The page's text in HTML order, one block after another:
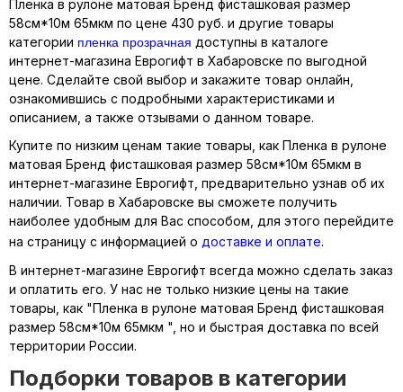
Пленка в рулоне матовая Бренд фисташковая размер
58см*10м 65мкм по цене 430 руб. и другие товары
категории пленка прозрачная доступны в каталоге
интернет-магазина Еврогифт в Хабаровске по выгодной
цене. Сделайте свой выбор и закажите товар онлайн,
ознакомившись с подробными характеристиками и
описанием, а также отзывами о данном товаре.
Купите по низким ценам такие товары, как Пленка в рулоне
матовая Бренд фисташковая размер 58см*10м 65мкм в
интернет-магазине Еврогифт, предварительно узнав об их
наличии. Товар в Хабаровске вы сможете получить
наиболее удобным для Вас способом, для этого перейдите
на страницу с информацией о доставке и оплате.
В интернет-магазине Еврогифт всегда можно сделать заказ
и оплатить его. У нас не только низкие цены на такие
товары, как "Пленка в рулоне матовая Бренд фисташковая
размер 58см*10м 65мкм ", но и быстрая доставка по всей
территории России.
Подборки товаров в категории